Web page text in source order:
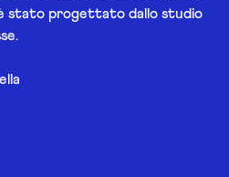
stato progettato dallo studio